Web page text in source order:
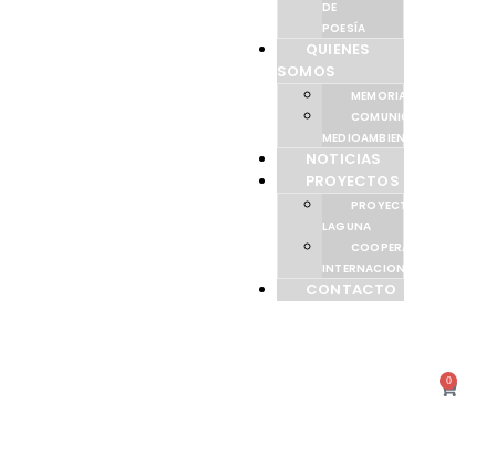
DE
POESÍA
QUIENES
SOMOS
MEMORIAS
COMUNICACIÓN
MEDIOAMBIENTAL
NOTICIAS
PROYECTOS
PROYECTO
LAGUNA
COOPERACIÓN
INTERNACIONAL
CONTACTO
0